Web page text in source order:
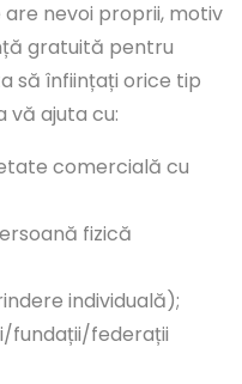
nevoi proprii, motiv
gratuită pentru
să înființați orice tip
vă ajuta cu:
comercială cu
fizică
individuală);
fundații/federații